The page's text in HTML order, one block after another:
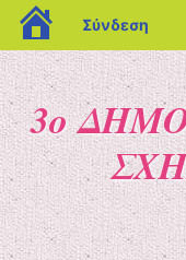
blogs.sch.gr
Σύνδεση
3ο
Μετάβαση στο